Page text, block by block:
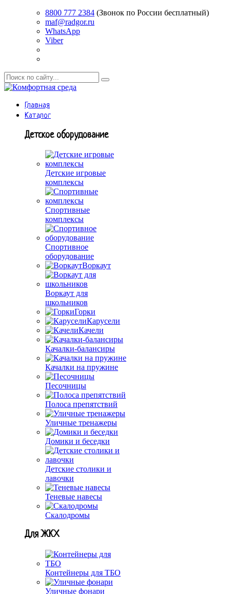
8800 777 2384 (Звонок по России бесплатный)
maf@radgor.ru
WhatsApp
Viber
Главная
Каталог
Детское оборудование
Детские игровые
комплексы
Спортивные
комплексы
Спортивное
оборудование
Воркаут
Воркаут для
школьников
Горки
Карусели
Качели
Качалки-балансиры
Качалки на пружине
Песочницы
Полоса препятствий
Уличные тренажеры
Домики и беседки
Детские столики и
лавочки
Теневые навесы
Скалодромы
Для ЖКХ
Контейнеры для ТБО
Уличные фонари